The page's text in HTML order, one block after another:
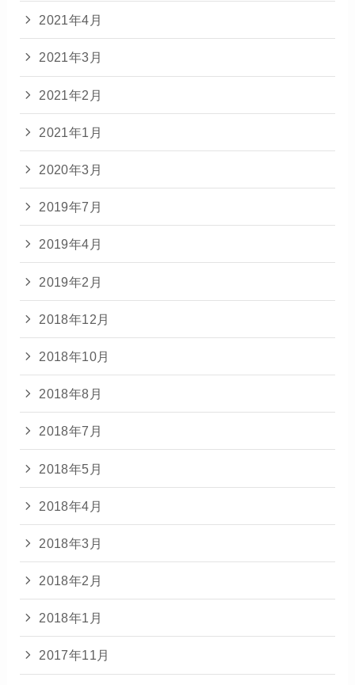
2021年4月
2021年3月
2021年2月
2021年1月
2020年3月
2019年7月
2019年4月
2019年2月
2018年12月
2018年10月
2018年8月
2018年7月
2018年5月
2018年4月
2018年3月
2018年2月
2018年1月
2017年11月